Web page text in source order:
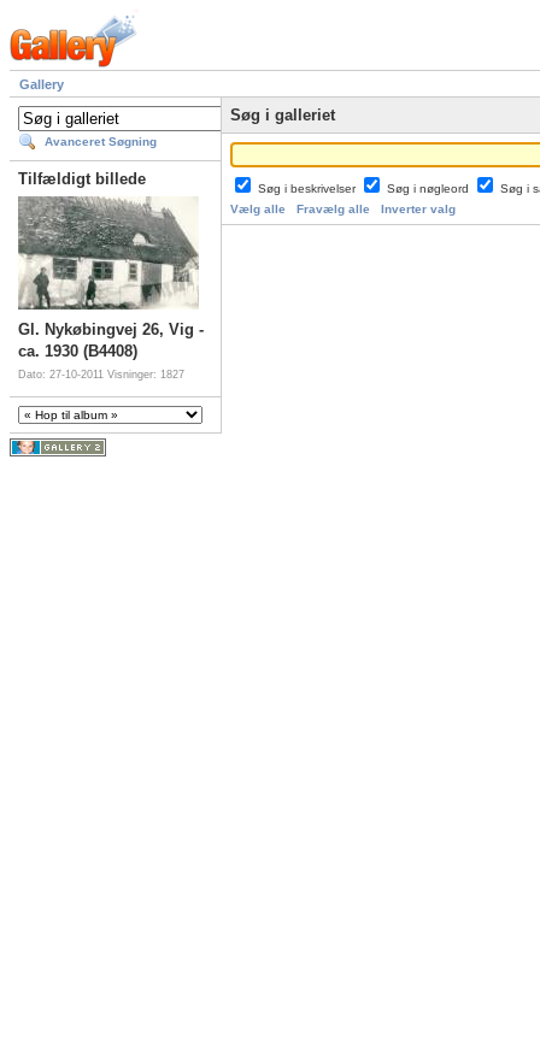
Gallery
Avanceret Søgning
Tilfældigt billede
Gl. Nykøbingvej 26, Vig -
ca. 1930 (B4408)
Dato: 27-10-2011 Visninger: 1827
Søg i galleriet
Søg i beskrivelser Søg i nøgleord
Søg i
Vælg alle
Fravælg alle Inverter valg